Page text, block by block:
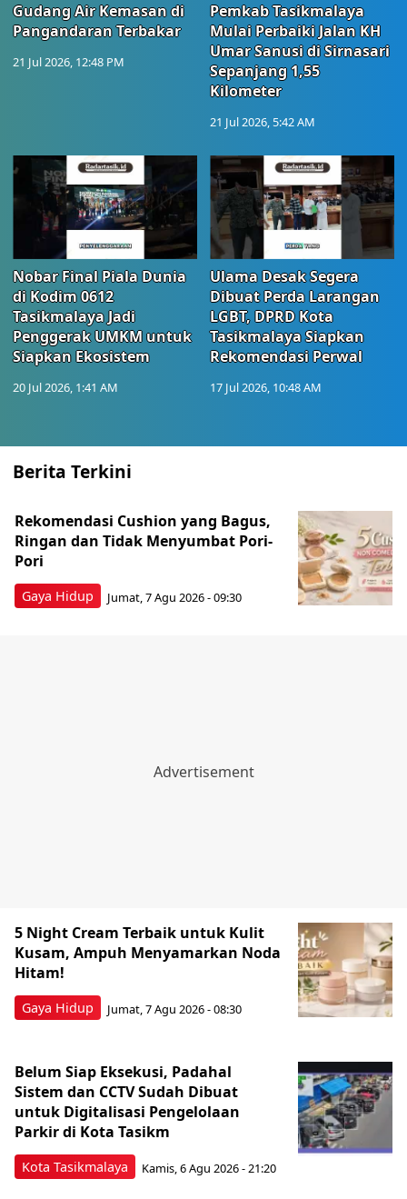
Gudang Air Kemasan di
Pangandaran Terbakar
21 Jul 2026, 12:48 PM
Pemkab Tasikmalaya
Mulai Perbaiki Jalan KH
Umar Sanusi di Sirnasari
Sepanjang 1,55
Kilometer
21 Jul 2026, 5:42 AM
Nobar Final Piala Dunia
di Kodim 0612
Tasikmalaya Jadi
Penggerak UMKM untuk
Siapkan Ekosistem
20 Jul 2026, 1:41 AM
Ulama Desak Segera
Dibuat Perda Larangan
LGBT, DPRD Kota
Tasikmalaya Siapkan
Rekomendasi Perwal
17 Jul 2026, 10:48 AM
Berita Terkini
Gaya Hidup
Rekomendasi Cushion yang Bagus,
Ringan dan Tidak Menyumbat Pori-
Pori
Jumat, 7 Agu 2026 - 09:30
Gaya Hidup
5 Night Cream Terbaik untuk Kulit
Kusam, Ampuh Menyamarkan Noda
Hitam!
Jumat, 7 Agu 2026 - 08:30
Kota Tasikmalaya
Belum Siap Eksekusi, Padahal
Sistem dan CCTV Sudah Dibuat
untuk Digitalisasi Pengelolaan
Parkir di Kota Tasikm
Kamis, 6 Agu 2026 - 21:20